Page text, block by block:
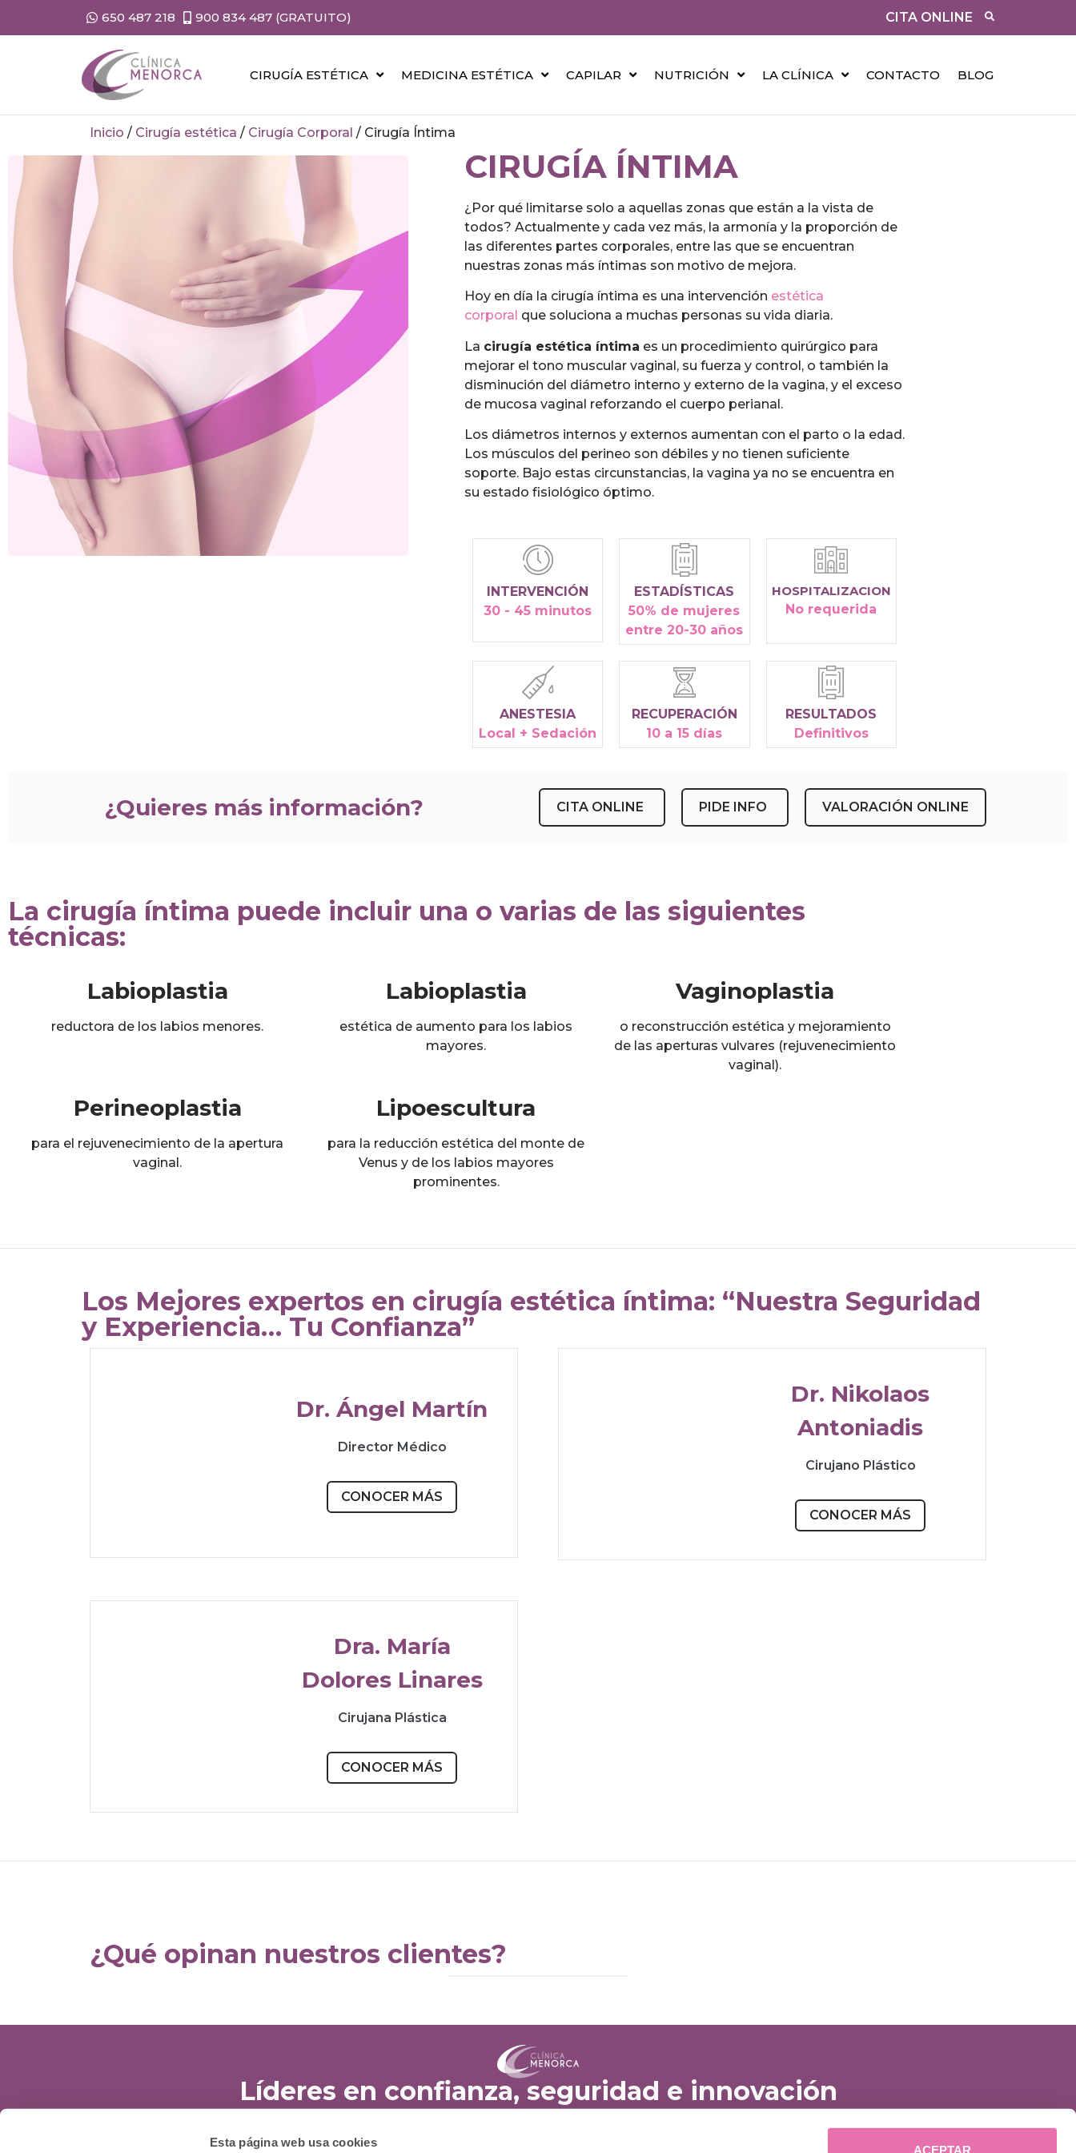
Esta página web usa cookies
ACEPTAR
650 487 218 900 834 487 (GRATUITO) CITA ONLINE
CIRUGÍA ESTÉTICA MEDICINA ESTÉTICA CAPILAR NUTRICIÓN LA CLÍNICA CONTACTO BLOG
Inicio / Cirugía estética / Cirugía Corporal / Cirugía Íntima
CIRUGÍA ÍNTIMA
¿Por qué limitarse solo a aquellas zonas que están a la vista de
todos? Actualmente y cada vez más, la armonía y la proporción de
las diferentes partes corporales, entre las que se encuentran
nuestras zonas más íntimas son motivo de mejora.
Hoy en día la cirugía íntima es una intervención estética
corporal que soluciona a muchas personas su vida diaria.
La cirugía estética íntima es un procedimiento quirúrgico para
mejorar el tono muscular vaginal, su fuerza y control, o también la
disminución del diámetro interno y externo de la vagina, y el exceso
de mucosa vaginal reforzando el cuerpo perianal.
Los diámetros internos y externos aumentan con el parto o la edad.
Los músculos del perineo son débiles y no tienen suficiente
soporte. Bajo estas circunstancias, la vagina ya no se encuentra en
su estado fisiológico óptimo.
INTERVENCIÓN
30 - 45 minutos
ESTADÍSTICAS
50% de mujeres
entre 20-30 años
HOSPITALIZACION
No requerida
ANESTESIA
Local + Sedación
RECUPERACIÓN
10 a 15 días
RESULTADOS
Definitivos
¿Quieres más información? CITA ONLINE PIDE INFO VALORACIÓN ONLINE
La cirugía íntima puede incluir una o varias de las siguientes
técnicas:
Labioplastia
reductora de los labios menores.
Labioplastia
estética de aumento para los labios
mayores.
Vaginoplastia
o reconstrucción estética y mejoramiento
de las aperturas vulvares (rejuvenecimiento
vaginal).
Perineoplastia
para el rejuvenecimiento de la apertura
vaginal.
Lipoescultura
para la reducción estética del monte de
Venus y de los labios mayores
prominentes.
Los Mejores expertos en cirugía estética íntima: “Nuestra Seguridad
y Experiencia… Tu Confianza”
Dr. Ángel Martín
Director Médico
CONOCER MÁS
Dr. Nikolaos
Antoniadis
Cirujano Plástico
CONOCER MÁS
Dra. María
Dolores Linares
Cirujana Plástica
CONOCER MÁS
¿Qué opinan nuestros clientes?
Líderes en confianza, seguridad e innovación